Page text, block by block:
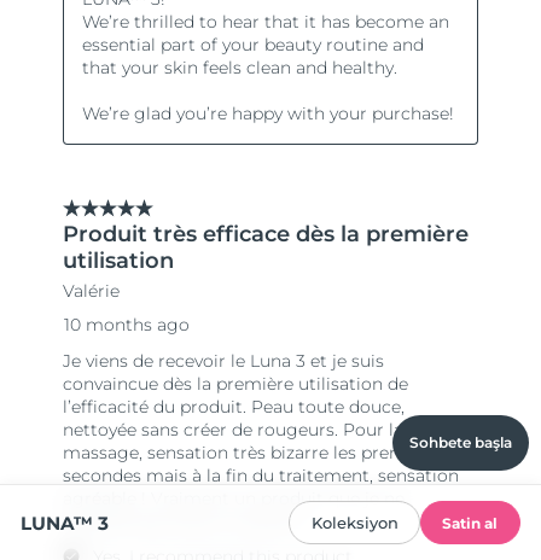
Sohbete başla
LUNA™ 3 Koleksiyon Satin al